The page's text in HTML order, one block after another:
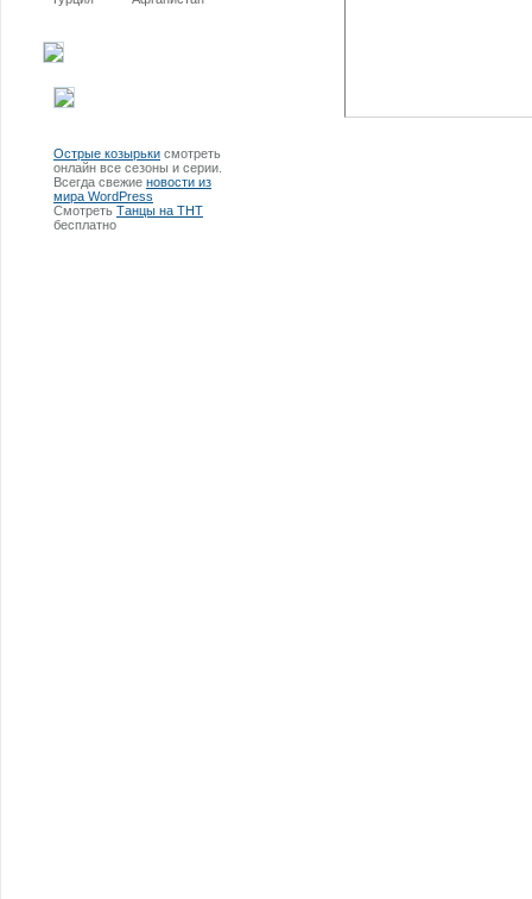
Острые козырьки смотреть
онлайн все сезоны и серии.
Всегда свежие новости из
мира WordPress
Смотреть Танцы на ТНТ
бесплатно